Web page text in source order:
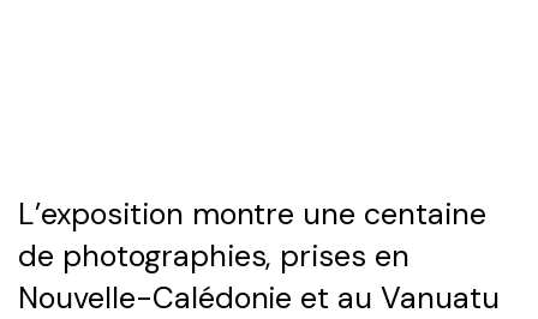
Médiation scientifique
Interventions extérieures
L’exposition montre une centaine
de photographies, prises en
Nouvelle-Calédonie et au Vanuatu